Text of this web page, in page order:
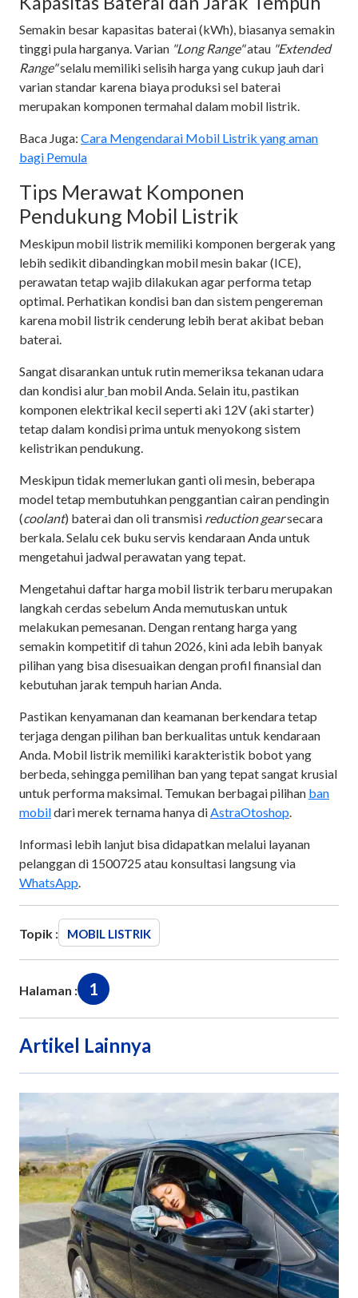
Semakin besar kapasitas baterai (kWh), biasanya semakin
tinggi pula harganya. Varian "Long Range"atau "Extended
Range"selalu memiliki selisih harga yang cukup jauh dari
varian standar karena biaya produksi sel baterai
merupakan komponen termahal dalam mobil listrik.
Baca Juga: Cara Mengendarai Mobil Listrik yang aman
bagi Pemula
Tips Merawat Komponen
Pendukung Mobil Listrik
Meskipun mobil listrik memiliki komponen bergerak yang
lebih sedikit dibandingkan mobil mesin bakar (ICE),
perawatan tetap wajib dilakukan agar performa tetap
optimal. Perhatikan kondisi ban dan sistem pengereman
karena mobil listrik cenderung lebih berat akibat beban
baterai.
Sangat disarankan untuk rutin memeriksa tekanan udara
dan kondisi alur ban mobil Anda. Selain itu, pastikan
komponen elektrikal kecil seperti aki 12V (aki starter)
tetap dalam kondisi prima untuk menyokong sistem
kelistrikan pendukung.
Meskipun tidak memerlukan ganti oli mesin, beberapa
model tetap membutuhkan penggantian cairan pendingin
(coolant) baterai dan oli transmisi reduction gearsecara
berkala. Selalu cek buku servis kendaraan Anda untuk
mengetahui jadwal perawatan yang tepat.
Mengetahui daftar harga mobil listrik terbaru merupakan
langkah cerdas sebelum Anda memutuskan untuk
melakukan pemesanan. Dengan rentang harga yang
semakin kompetitif di tahun 2026, kini ada lebih banyak
pilihan yang bisa disesuaikan dengan profil finansial dan
kebutuhan jarak tempuh harian Anda.
Pastikan kenyamanan dan keamanan berkendara tetap
terjaga dengan pilihan ban berkualitas untuk kendaraan
Anda. Mobil listrik memiliki karakteristik bobot yang
berbeda, sehingga pemilihan ban yang tepat sangat krusial
untuk performa maksimal. Temukan berbagai pilihan ban
mobildari merek ternama hanya diAstraOtoshop.
Informasi lebih lanjut bisa didapatkan melalui layanan
pelanggan di 1500725 atau konsultasi langsung via
WhatsApp.
Topik : MOBIL LISTRIK
Halaman : 1
Artikel Lainnya